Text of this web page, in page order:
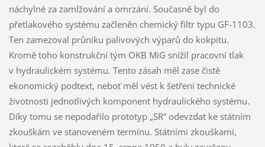
náchylné za zamlžování a omrzání. Současně byl do
přetlakového systému začleněn chemický filtr typu GF-1103.
Ten zamezoval průniku palivových výparů do kokpitu.
Kromě toho konstrukční tým OKB MiG snížil pracovní tlak
v hydraulickém systému. Tento zásah měl zase čistě
ekonomický podtext, neboť měl vést k šetření technické
životnosti jednotlivých komponent hydraulického systému.
Díky tomu se nepodařilo prototyp „SR“ odevzdat ke státním
zkouškám ve stanoveném termínu. Státními zkouškami,